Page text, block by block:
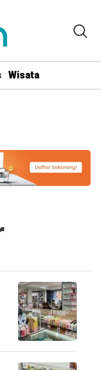
} .totalpembaca {
Wisata